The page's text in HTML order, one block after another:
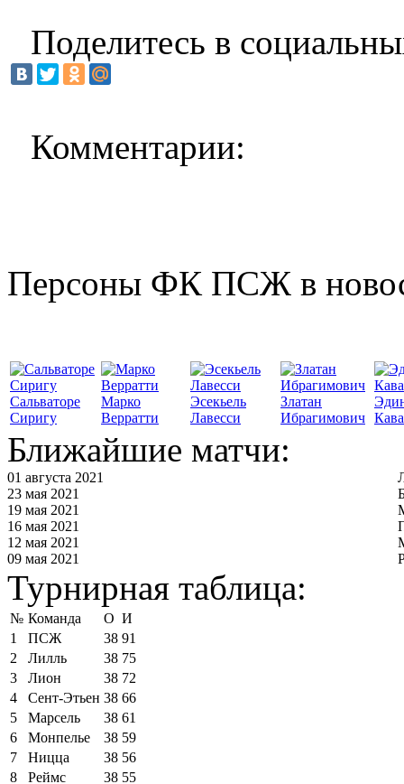
Поделитесь в
Комментарии:
Персоны ФК ПСЖ в
Сальваторе
Сиригу
Марко
Верратти
Эсекьель
Лавесси
Златан
Ибрагимович
Ближайшие матчи:
01 августа 2021
23 мая 2021
19 мая 2021
16 мая 2021
12 мая 2021
09 мая 2021
Турнирная таблица:
№ Команда О И
1
ПСЖ 38 91
2
Лилль 38 75
3
Лион 38 72
4
Сент-Этьен 38 66
5
Марсель 38 61
6
Монпелье 38 59
7
Ницца 38 56
8
Реймс 38 55